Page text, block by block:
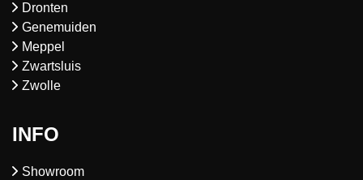
Dronten
Genemuiden
Meppel
Zwartsluis
Zwolle
INFO
Showroom